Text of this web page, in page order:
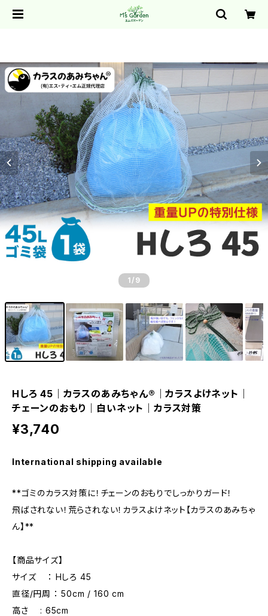
1 /9
Hしろ 45｜カラスのあみちゃん®｜カラスよけネット｜
チェーンのおもり｜白いネット｜カラス対策
¥3,740
International shipping available
**ゴミのカラス対策に！チェーンのおもりでしっかりガード！
飛ばされない！荒らされない！カラスよけネット【カラスのあみちゃ
ん】**
【商品サイズ】
サイズ ： Hしろ 45
直径/円周 ： 50cm / 160 cm
高さ : 65cm